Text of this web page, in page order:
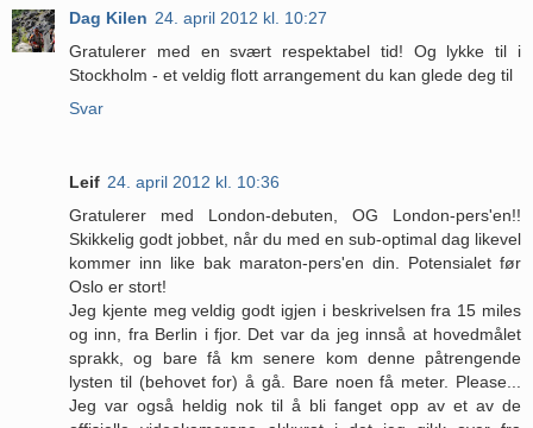
Dag Kilen 24. april 2012 kl. 10:27
Gratulerer med en svært respektabel tid! Og lykke til i
Stockholm - et veldig flott arrangement du kan glede deg til
Svar
Leif 24. april 2012 kl. 10:36
Gratulerer med London-debuten, OG London-pers'en!!
Skikkelig godt jobbet, når du med en sub-optimal dag likevel
kommer inn like bak maraton-pers'en din. Potensialet før
Oslo er stort!
Jeg kjente meg veldig godt igjen i beskrivelsen fra 15 miles
og inn, fra Berlin i fjor. Det var da jeg innså at hovedmålet
sprakk, og bare få km senere kom denne påtrengende
lysten til (behovet for) å gå. Bare noen få meter. Please...
Jeg var også heldig nok til å bli fanget opp av et av de